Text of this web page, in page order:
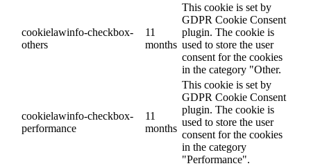
cookielawinfo-checkbox-
others
11
months
This cookie is set by
GDPR Cookie Consent
plugin. The cookie is
used to store the user
consent for the cookies
in the category "Other.
cookielawinfo-checkbox-
performance
11
months
This cookie is set by
GDPR Cookie Consent
plugin. The cookie is
used to store the user
consent for the cookies
in the category
"Performance".